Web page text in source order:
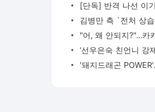
″어, 왜 안되지?″...